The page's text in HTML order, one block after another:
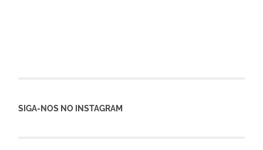
SIGA-NOS NO INSTAGRAM